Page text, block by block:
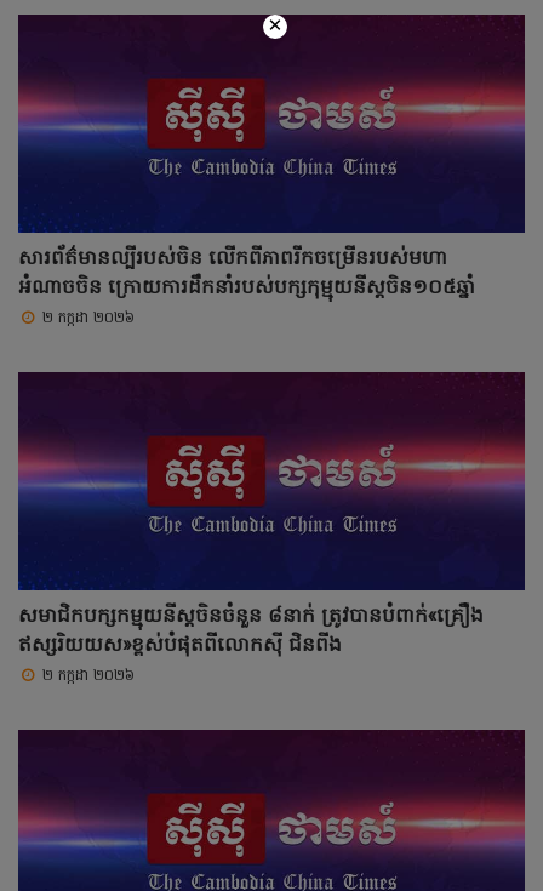
សារព័ត៌មានល្បីរបស់ចិន លើកពីភាពរីកចម្រើនរបស់មហា
អំណាចចិន ក្រោយការដឹកនាំរបស់បក្សកុម្មុយនីស្តចិន១០៥ឆ្នាំ
២ កក្កដា ២០២៦
សមាជិកបក្សកម្មុយនីស្តចិនចំនួន ៨នាក់ ត្រូវបានបំពាក់«គ្រឿង
ឥស្សរិយយស»ខ្ពស់បំផុតពីលោកស៊ី ជិនពីង
២ កក្កដា ២០២៦
×